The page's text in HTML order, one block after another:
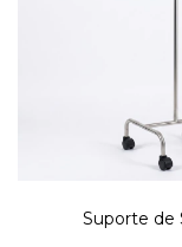
Suporte de